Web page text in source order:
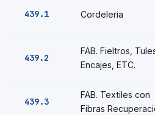
439.1 Cordeleria
439.2
FAB. Fieltros,
Encajes, ETC.
439.3
FAB. Textiles con
Fibras